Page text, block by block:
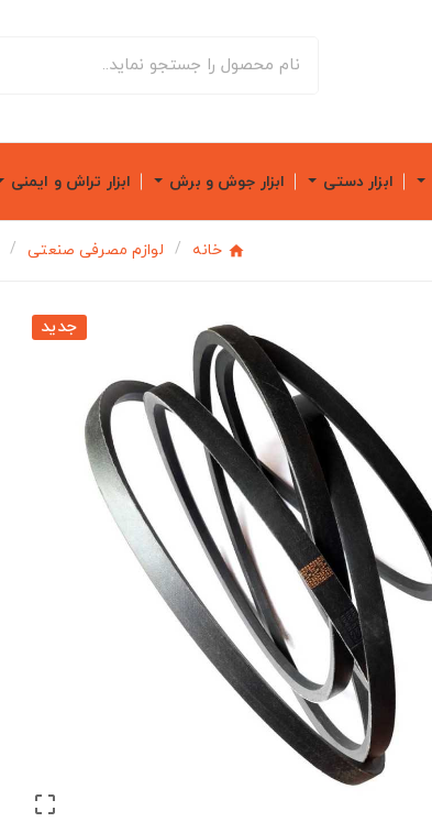
ابزار دستی ابزار جوش و برش ابزار تراش و ایمنی
خانه لوازم مصرفی صنعتی
جدید
